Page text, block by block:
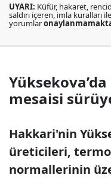
UYARI: Küfür, hakaret,
saldırı içeren, imla kuralları
yorumlar
mesaisi
Hakkari'nin
üreticileri,
normallerinin